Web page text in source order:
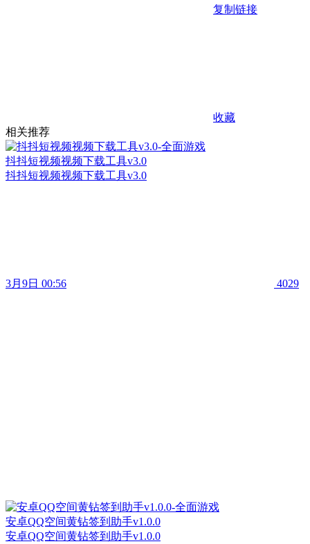
复制链接
收藏
相关推荐
抖抖短视频视频下载工具v3.0
抖抖短视频视频下载工具v3.0
3月9日 00:56 4029
安卓QQ空间黄钻签到助手v1.0.0
安卓QQ空间黄钻签到助手v1.0.0